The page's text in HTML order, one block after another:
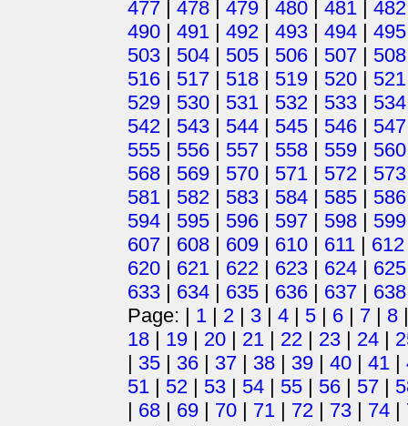
477 | 478 | 479 | 480 | 481 | 482
490 | 491 | 492 | 493 | 494 | 495
503 | 504 | 505 | 506 | 507 | 508
516 | 517 | 518 | 519 | 520 | 521
529 | 530 | 531 | 532 | 533 | 534
542 | 543 | 544 | 545 | 546 | 547
555 | 556 | 557 | 558 | 559 | 560
568 | 569 | 570 | 571 | 572 | 573
581 | 582 | 583 | 584 | 585 | 586
594 | 595 | 596 | 597 | 598 | 599
607 | 608 | 609 | 610 | 611 | 612
620 | 621 | 622 | 623 | 624 | 625
633 | 634 | 635 | 636 | 637 | 638
Page: | 1 | 2 | 3 | 4 | 5 | 6 | 7 | 8
18 | 19 | 20 | 21 | 22 | 23 | 24 |
| 35 | 36 | 37 | 38 | 39 | 40 | 41 |
51 | 52 | 53 | 54 | 55 | 56 | 57 |
| 68 | 69 | 70 | 71 | 72 | 73 | 74 |